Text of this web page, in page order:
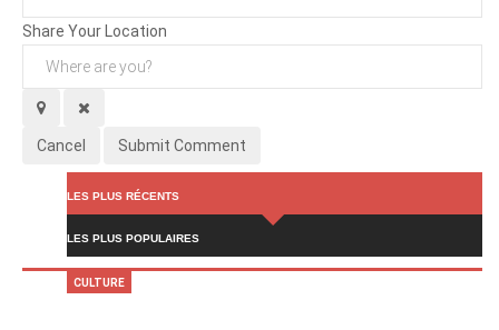
Share Your Location
Cancel Submit Comment
LES PLUS RÉCENTS
LES PLUS POPULAIRES
CULTURE